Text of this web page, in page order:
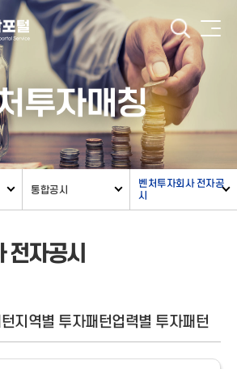
투자매칭
통합공시
벤처투자회사 전자공
시
자공시
지역별 투자패턴업력별 투자패턴